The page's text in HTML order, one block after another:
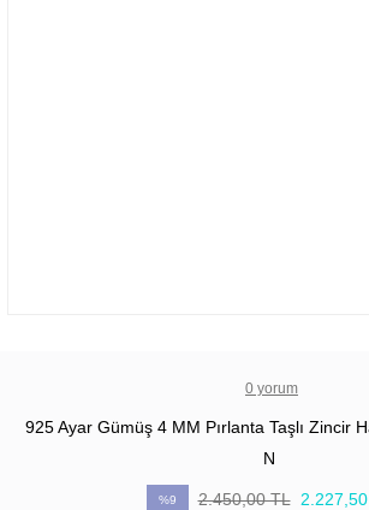
0 yorum
925 Ayar Gümüş 4 MM Pırlanta Taşlı Zincir
N
%9 2.450,00 TL 2.227,50